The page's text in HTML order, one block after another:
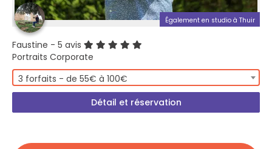
Également en studio à Thuir
Faustine - 5 avis
Portraits Corporate
3 forfaits - de 55€ à 100€
Détail et réservation